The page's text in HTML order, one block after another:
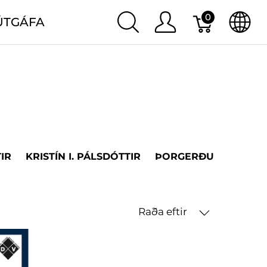
0
KRISTÍN I. PÁLSDÓTTIR ÞORGERÐUR H.
Raða eftir